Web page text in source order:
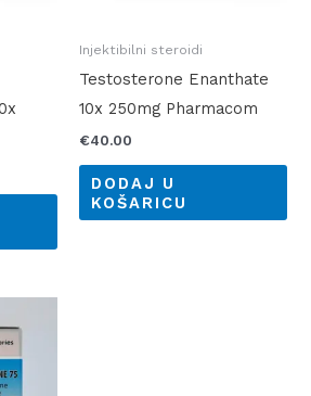
Injektibilni steroidi
Testosterone Enanthate
10x 250mg Pharmacom
€40.00
DODAJ U
KOŠARICU